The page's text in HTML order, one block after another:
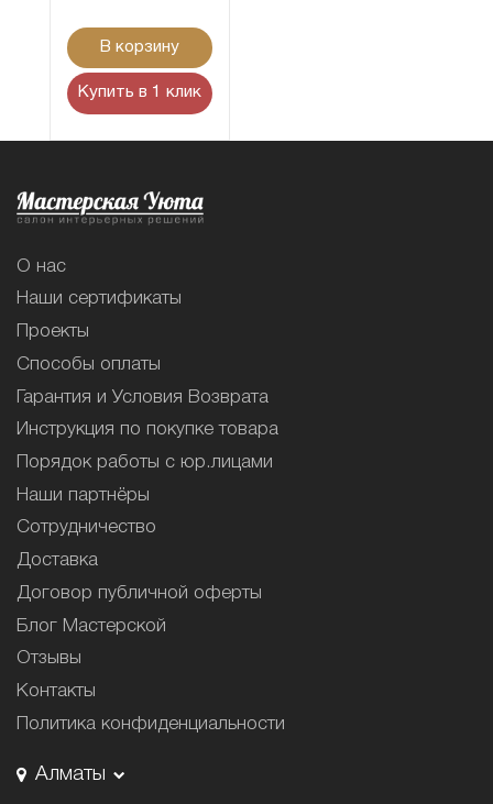
В корзину
Купить в 1 клик
О нас
Наши сертификаты
Проекты
Способы оплаты
Гарантия и Условия Возврата
Инструкция по покупке товара
Порядок работы с юр.лицами
Наши партнёры
Сотрудничество
Доставка
Договор публичной оферты
Блог Мастерской
Отзывы
Контакты
Политика конфиденциальности
Алматы